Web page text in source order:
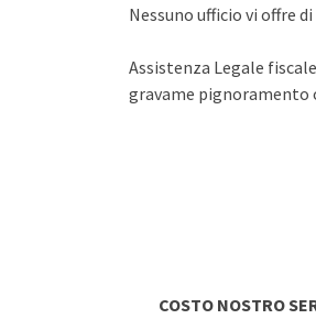
Nessuno ufficio vi offre
Assistenza Legale
gravame pignoramento
COSTO NOSTRO